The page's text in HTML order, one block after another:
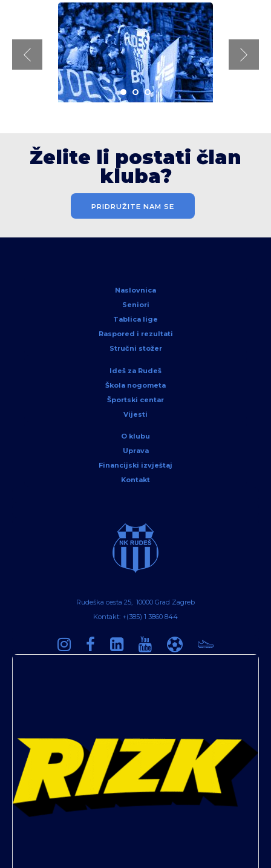
Želite li postati član
kluba?
PRIDRUŽITE NAM SE
Naslovnica
Seniori
Tablica lige
Raspored i rezultati
Stručni stožer
Ideš za Rudeš
Škola nogometa
Športski centar
Vijesti
O klubu
Uprava
Financijski izvještaj
Kontakt
Rudeška cesta 25, 10000 Grad Zagreb
Kontakt: +(385) 1 3860 844